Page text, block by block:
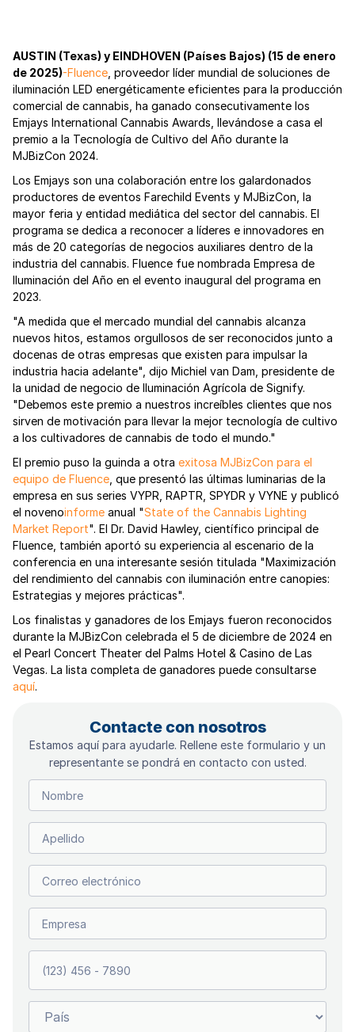
AUSTIN (Texas) y EINDHOVEN (Países Bajos) (15 de enero
de 2025)-Fluence , proveedor líder mundial de soluciones de
iluminación LED energéticamente eficientes para la producción
comercial de cannabis, ha ganado consecutivamente los
Emjays International Cannabis Awards, llevándose a casa el
premio a la Tecnología de Cultivo del Año durante la
MJBizCon 2024.
Los Emjays son una colaboración entre los galardonados
productores de eventos Farechild Events y MJBizCon, la
mayor feria y entidad mediática del sector del cannabis. El
programa se dedica a reconocer a líderes e innovadores en
más de 20 categorías de negocios auxiliares dentro de la
industria del cannabis. Fluence fue nombrada Empresa de
Iluminación del Año en el evento inaugural del programa en
2023.
"A medida que el mercado mundial del cannabis alcanza
nuevos hitos, estamos orgullosos de ser reconocidos junto a
docenas de otras empresas que existen para impulsar la
industria hacia adelante", dijo Michiel van Dam, presidente de
la unidad de negocio de Iluminación Agrícola de Signify.
"Debemos este premio a nuestros increíbles clientes que nos
sirven de motivación para llevar la mejor tecnología de cultivo
a los cultivadores de cannabis de todo el mundo."
El premio puso la guinda a otra exitosa MJBizCon para el
equipo de Fluence , que presentó las últimas luminarias de la
empresa en sus series VYPR, RAPTR, SPYDR y VYNE y publicó
el novenoinforme anual "State of the Cannabis Lighting
Market Report". El Dr. David Hawley, científico principal de
Fluence, también aportó su experiencia al escenario de la
conferencia en una interesante sesión titulada "Maximización
del rendimiento del cannabis con iluminación entre canopies:
Estrategias y mejores prácticas".
Los finalistas y ganadores de los Emjays fueron reconocidos
durante la MJBizCon celebrada el 5 de diciembre de 2024 en
el Pearl Concert Theater del Palms Hotel & Casino de Las
Vegas. La lista completa de ganadores puede consultarse
aquí.
Contacte con nosotros
Estamos aquí para ayudarle. Rellene este formulario y un
representante se pondrá en contacto con usted.